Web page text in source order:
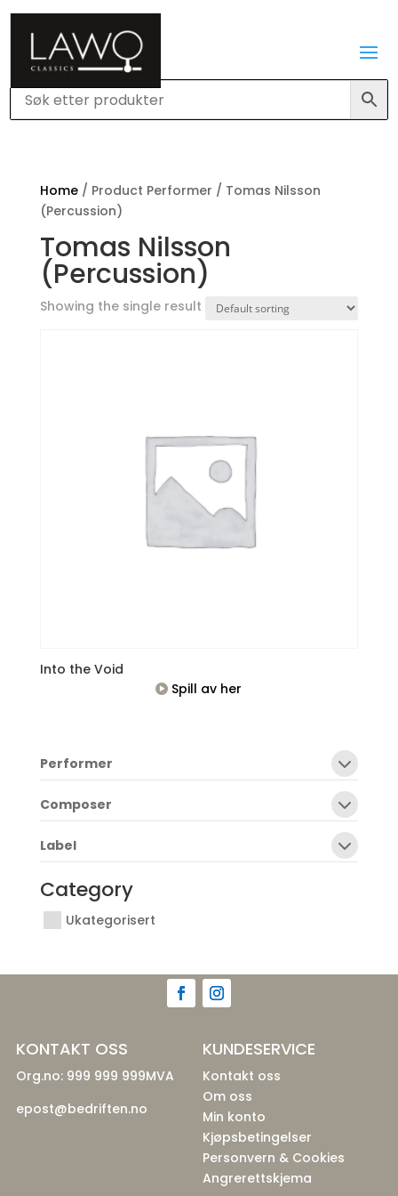
Home/ Product Performer / Tomas Nilsson
(Percussion)
Tomas Nilsson
(Percussion)
Showing the single result
Into the Void
Spill av her
Performer
Composer
Label
Category
Ukategorisert
KONTAKT OSS
Org.no: 999 999 999MVA
epost@bedriften.no
KUNDESERVICE
Kontakt oss
Om oss
Min konto
Kjøpsbetingelser
Personvern & Cookies
Angrerettskjema